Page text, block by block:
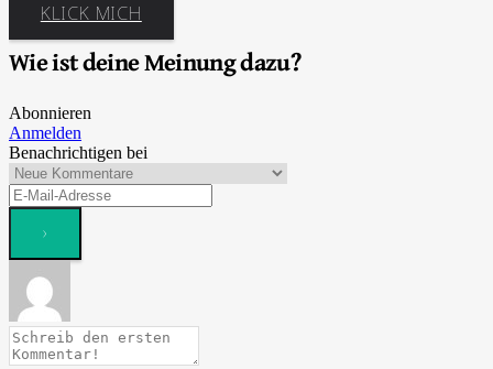
KLICK MICH
Wie ist deine Meinung dazu?
Abonnieren
Anmelden
Benachrichtigen bei